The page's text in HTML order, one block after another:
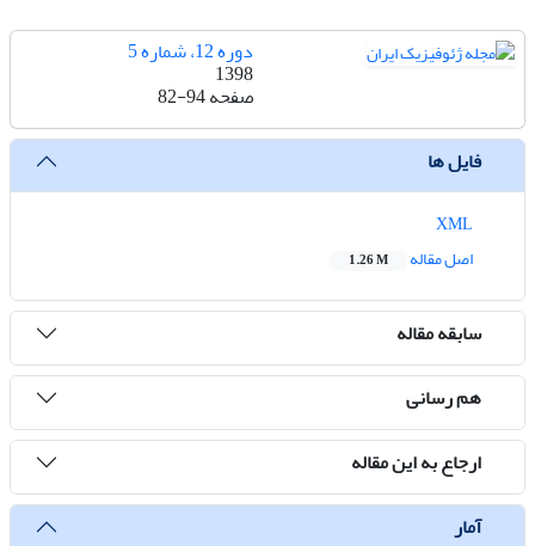
دوره 12، شماره 5
1398
صفحه82-94
فایل ها
اصل مقاله
1.26 M
سابقه مقاله
هم رسانی
ارجاع به این مقاله
آمار